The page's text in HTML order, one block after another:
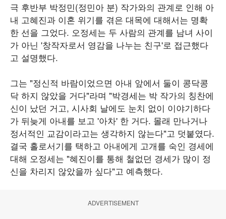
극 후반부 박정민(정민아 분) 작가와의 관계로 인해 아
내 고혜진과 이혼 위기를 겪은 대목에 대해서는 명확
한 선을 그었다. 오정세는 두 사람의 관계를 남녀 사이
가 아닌 '창작자로서 영감을 나누는 친구'로 접근했다
고 설명했다.
그는 "정신적 바람이었으면 아내 앞에서 둘이 콩닥콩
닥 하지 않았을 거다"라며 "박경세는 박 작가의 칭찬에
신이 났던 거고, 시사회 날에도 눈치 없이 이야기하다
가 뒤늦게 아내를 보고 '아차' 한 거다. 몰래 만나거나
정서적인 교감이라고는 생각하지 않는다"고 덧붙였다.
결국 홀로서기를 택하고 아내에게 고개를 숙인 경세에
대해 오정세는 "혜진이를 통해 철없던 경세가 많이 정
신을 차리지 않았을까 싶다"고 예측했다.
ADVERTISEMENT